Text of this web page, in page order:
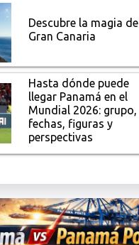
Descubre la magia de
Gran Canaria
Hasta dónde puede
llegar Panamá en el
Mundial 2026: grupo,
fechas, figuras y
perspectivas